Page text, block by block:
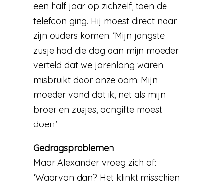
een half jaar op zichzelf, toen de
telefoon ging. Hij moest direct naar
zijn ouders komen. ‘Mijn jongste
zusje had die dag aan mijn moeder
verteld dat we jarenlang waren
misbruikt door onze oom. Mijn
moeder vond dat ik, net als mijn
broer en zusjes, aangifte moest
doen.’
Gedragsproblemen
Maar Alexander vroeg zich af:
‘Waarvan dan? Het klinkt misschien